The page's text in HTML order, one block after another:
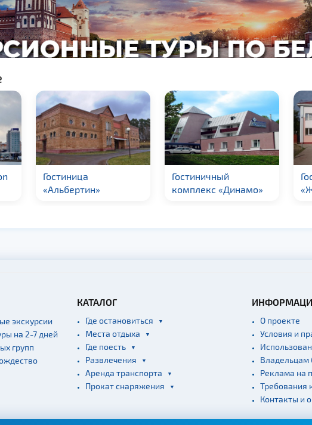
Гостиница
«Альбертин»
Гостиничный
комплекс «Динамо»
экскурсии
на 2-7 дней
групп
КАТАЛОГ
Где остановиться
Места отдыха
Где поесть
Развлечения
Аренда транспорта
Прокат снаряжения
О проекте
Условия и
Владельцам
Реклама на
Требования
Контакты и